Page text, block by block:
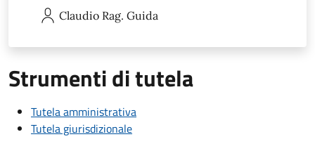
Claudio Rag. Guida
Strumenti di tutela
Tutela amministrativa
Tutela giurisdizionale